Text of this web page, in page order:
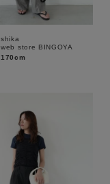
KIDS
shika
web store BINGOYA
170cm